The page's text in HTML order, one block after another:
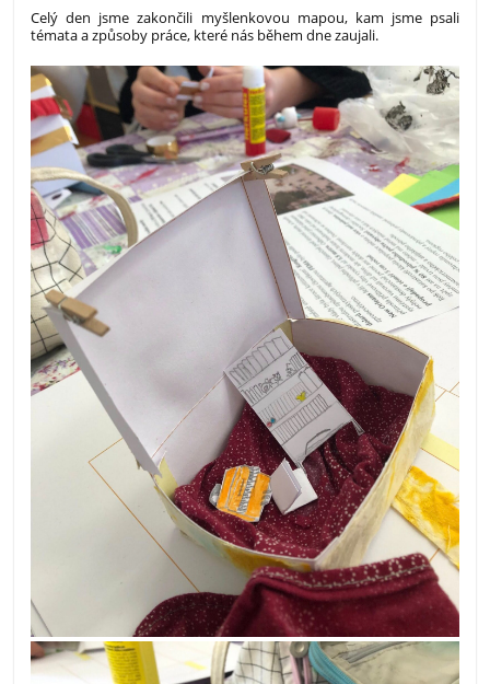
Celý den jsme zakončili myšlenkovou mapou, kam jsme psali
témata a způsoby práce, které nás během dne zaujali.